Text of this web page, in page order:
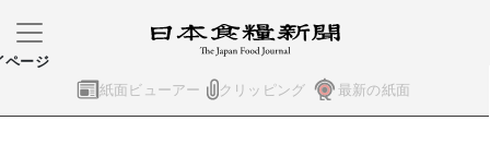
紙面ビューアー クリッピング 最新の紙面
ページ